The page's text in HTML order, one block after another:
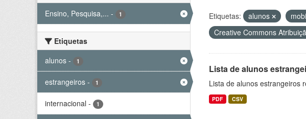
Ensino, Pesquisa,... - 1
Etiquetas
alunos - 1
estrangeiros - 1
internacional - 1
Etiquetas: alunos
Creative Commons
Lista de alunos
Lista de alunos estrangeiros
PDF CSV